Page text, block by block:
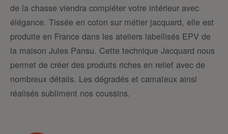
de la chasse viendra compléter votre intérieur avec
élégance. Tissée en coton sur métier jacquard, elle est
produite en France dans les ateliers labellisés EPV de
la maison Jules Pansu. Cette technique Jacquard nous
permet de créer des produits riches en relief avec de
nombreux détails. Les dégradés et camaïeux ainsi
réalisés subliment nos coussins.